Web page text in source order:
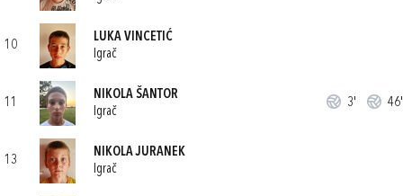
10
LUKA VINCETIĆ
Igrač
11
NIKOLA ŠANTOR
Igrač
3' 46'
13
NIKOLA JURANEK
Igrač